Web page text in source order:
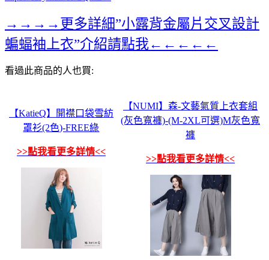
→→→→更多詳細”小露背金屬片交叉設計
蝙蝠袖上衣”介紹請點我←←←←←
看過此商品的人也買:
【KatieQ】開襟口袋雪紡
罩衫(2色)-FREE綠
>>點我看更多詳情<<
【NUMI】森-文藝氣質上衣套組
(灰色寬褲)-(M-2XL可選)M灰色寬
褲
>>點我看更多詳情<<